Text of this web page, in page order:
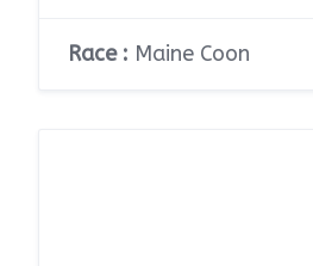
Race : Maine Coon